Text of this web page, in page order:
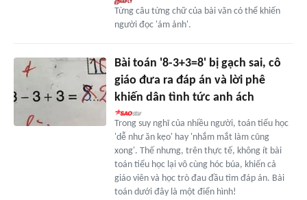
Từng câu từng chữ của bài văn có thể khiến
người đọc 'ám ảnh'.
Bài toán '8-3+3=8' bị gạch sai, cô
giáo đưa ra đáp án và lời phê
khiến dân tình tức anh ách
Trong suy nghĩ của nhiều người, toán tiểu học
'dễ như ăn kẹo' hay 'nhắm mắt làm cũng
xong'. Thế nhưng, trên thực tế, không ít bài
toán tiểu học lại vô cùng hóc búa, khiến cả
giáo viên và học trò đau đầu tìm đáp án. Bài
toán dưới đây là một điển hình!